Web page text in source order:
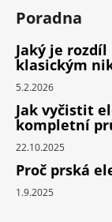
Poradna
Jaký je
klasickým
5.2.2026
Jak vyčistit
kompletní
22.10.2025
Proč prská
1.9.2025